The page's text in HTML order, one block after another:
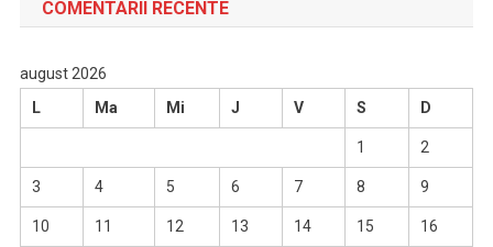
COMENTARII RECENTE
august 2026
L
Ma Mi J V S D
1 2
3 4 5 6 7 8 9
10 11 12 13 14 15 16